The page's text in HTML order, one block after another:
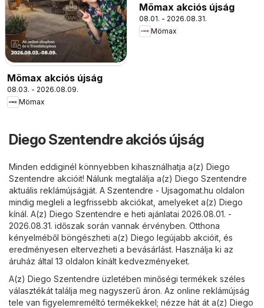
Mömax akciós újság
08.03. - 2026.08.09.
Mömax
Mömax akciós újság
08.01. - 2026.08.31.
Mömax
Diego Szentendre akciós újság
Minden eddiginél könnyebben kihasználhatja a(z) Diego
Szentendre akcióit! Nálunk megtalálja a(z) Diego Szentendre
aktuális reklámújságját. A Szentendre - Ujsagomat.hu oldalon
mindig megleli a legfrissebb akciókat, amelyeket a(z) Diego
kínál. A(z) Diego Szentendre e heti ajánlatai 2026.08.01. -
2026.08.31. időszak során vannak érvényben. Otthona
kényelméből böngészheti a(z) Diego legújabb akcióit, és
eredményesen eltervezheti a bevásárlást. Használja ki az
áruház által 13 oldalon kínált kedvezményeket.
A(z) Diego Szentendre üzletében minőségi termékek széles
választékát találja meg nagyszerű áron. Az online reklámújság
tele van figyelemreméltó termékekkel; nézze hát át a(z) Diego